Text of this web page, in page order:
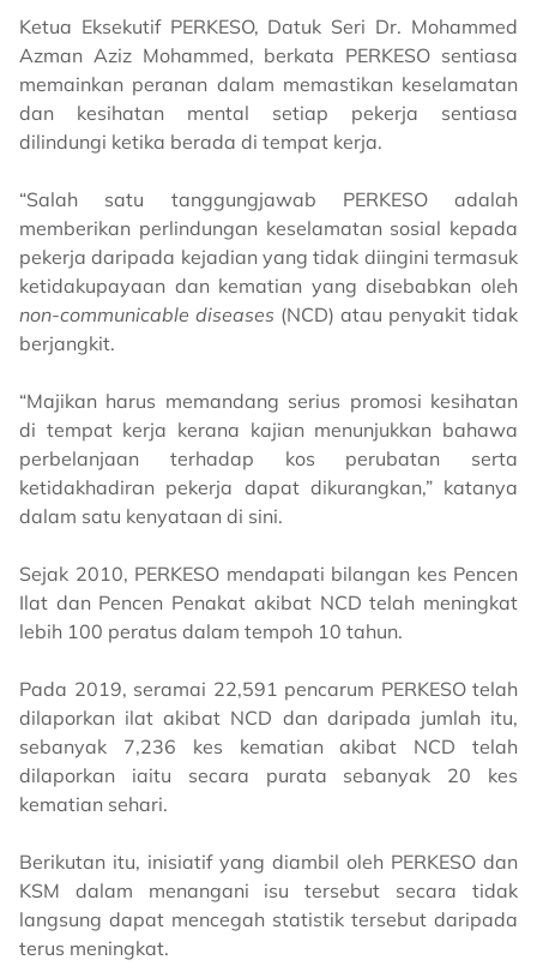
Ketua Eksekutif PERKESO, Datuk Seri Dr. Mohammed
Azman Aziz Mohammed, berkata PERKESO sentiasa
memainkan peranan dalam memastikan keselamatan
dan kesihatan mental setiap pekerja sentiasa
dilindungi ketika berada di tempat kerja.
“Salah satu tanggungjawab PERKESO adalah
memberikan perlindungan keselamatan sosial kepada
pekerja daripada kejadian yang tidak diingini termasuk
ketidakupayaan dan kematian yang disebabkan oleh
non-communicable diseases (NCD) atau penyakit tidak
berjangkit.
“Majikan harus memandang serius promosi kesihatan
di tempat kerja kerana kajian menunjukkan bahawa
perbelanjaan terhadap kos perubatan serta
ketidakhadiran pekerja dapat dikurangkan,” katanya
dalam satu kenyataan di sini.
Sejak 2010, PERKESO mendapati bilangan kes Pencen
Ilat dan Pencen Penakat akibat NCD telah meningkat
lebih 100 peratus dalam tempoh 10 tahun.
Pada 2019, seramai 22,591 pencarum PERKESO telah
dilaporkan ilat akibat NCD dan daripada jumlah itu,
sebanyak 7,236 kes kematian akibat NCD telah
dilaporkan iaitu secara purata sebanyak 20 kes
kematian sehari.
Berikutan itu, inisiatif yang diambil oleh PERKESO dan
KSM dalam menangani isu tersebut secara tidak
langsung dapat mencegah statistik tersebut daripada
terus meningkat.